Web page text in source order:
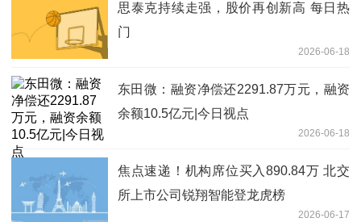
思泰克持续走强，股价再创新高 每日热
门
2026-06-18
东田微：融资净偿还2291.87万元，融资
余额10.5亿元|今日视点
2026-06-18
焦点速递！机构席位买入890.84万 北交
所上市公司锐翔智能登龙虎榜
2026-06-17